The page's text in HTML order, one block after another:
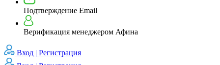
Подтверждение Email
Верификация менеджером Афина
Вход | Регистрация